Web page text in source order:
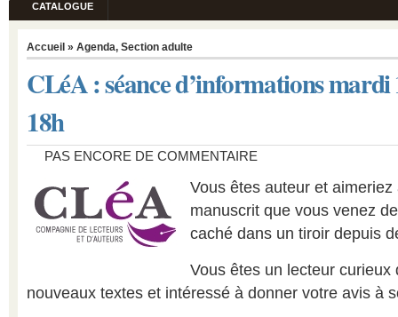
CATALOGUE
Accueil » Agenda, Section adulte
CLéA : séance d’informations mardi
18h
PAS ENCORE DE COMMENTAIRE
Vous êtes auteur et
manuscrit que vous venez
caché dans un tiroir depuis
Vous êtes un lecteur curieux
nouveaux textes et intéressé à donner votre avis à